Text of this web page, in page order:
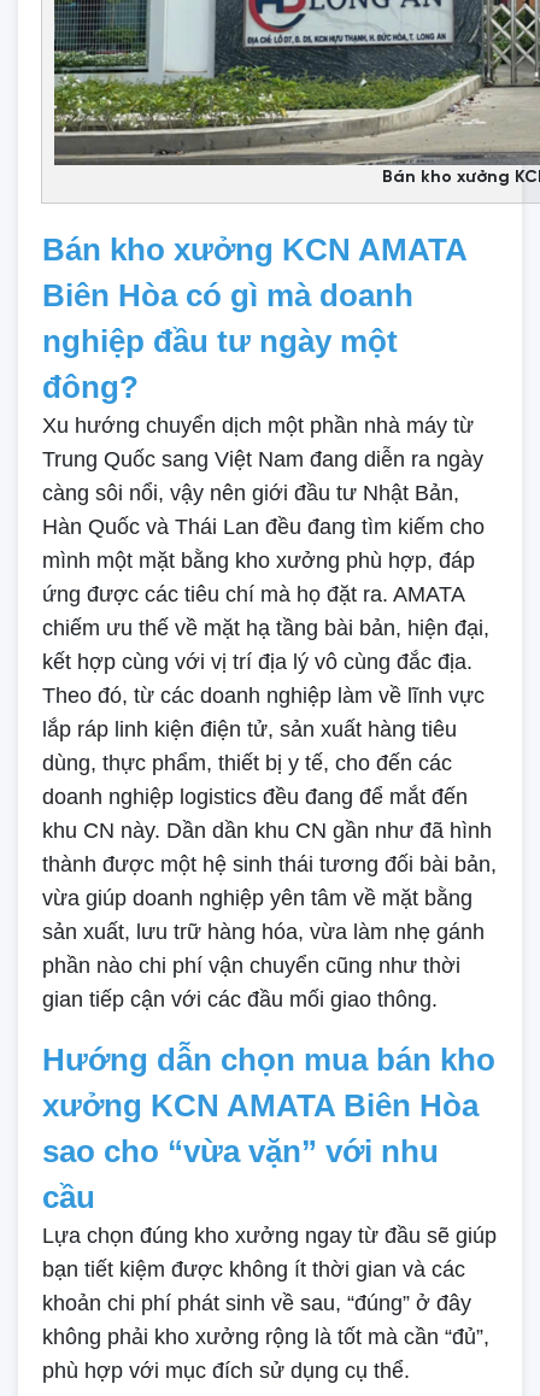
Bán kho xưởng
Bán kho xưởng KCN AMATA
Biên Hòa có gì mà doanh
nghiệp đầu tư ngày một
đông?
Xu hướng chuyển dịch một phần nhà máy từ
Trung Quốc sang Việt Nam đang diễn ra ngày
càng sôi nổi, vậy nên giới đầu tư Nhật Bản,
Hàn Quốc và Thái Lan đều đang tìm kiếm cho
mình một mặt bằng kho xưởng phù hợp, đáp
ứng được các tiêu chí mà họ đặt ra. AMATA
chiếm ưu thế về mặt hạ tầng bài bản, hiện đại,
kết hợp cùng với vị trí địa lý vô cùng đắc địa.
Theo đó, từ các doanh nghiệp làm về lĩnh vực
lắp ráp linh kiện điện tử, sản xuất hàng tiêu
dùng, thực phẩm, thiết bị y tế, cho đến các
doanh nghiệp logistics đều đang để mắt đến
khu CN này. Dần dần khu CN gần như đã hình
thành được một hệ sinh thái tương đối bài bản,
vừa giúp doanh nghiệp yên tâm về mặt bằng
sản xuất, lưu trữ hàng hóa, vừa làm nhẹ gánh
phần nào chi phí vận chuyển cũng như thời
gian tiếp cận với các đầu mối giao thông.
Hướng dẫn chọn mua bán kho
xưởng KCN AMATA Biên Hòa
sao cho “vừa vặn” với nhu
cầu
Lựa chọn đúng kho xưởng ngay từ đầu sẽ giúp
bạn tiết kiệm được không ít thời gian và các
khoản chi phí phát sinh về sau, “đúng” ở đây
không phải kho xưởng rộng là tốt mà cần “đủ”,
phù hợp với mục đích sử dụng cụ thể.